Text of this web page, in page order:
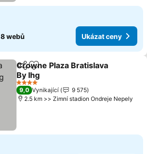
8 webů Ukázat ceny
SdíletPřidat na seznam oblíbených
Crowne Plaza Bratislava
By Ihg
Ukázat ceny
4 Počet hvězdiček
9,0 Vynikající
9 575
2.5 km >> Zimní stadion Ondreje Nepely